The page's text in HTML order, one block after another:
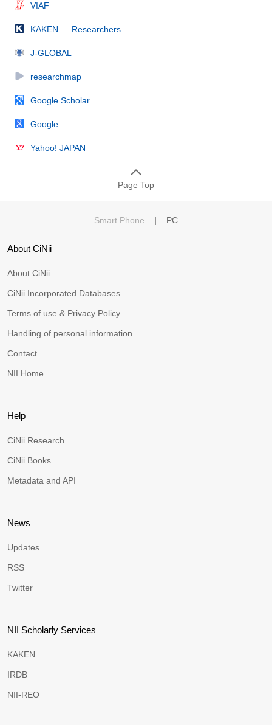
VIAF
KAKEN — Researchers
J-GLOBAL
researchmap
Google Scholar
Google
Yahoo! JAPAN
Page Top
Smart Phone | PC
About CiNii
About CiNii
CiNii Incorporated Databases
Terms of use & Privacy Policy
Handling of personal information
Contact
NII Home
Help
CiNii Research
CiNii Books
Metadata and API
News
Updates
RSS
Twitter
NII Scholarly Services
KAKEN
IRDB
NII-REO